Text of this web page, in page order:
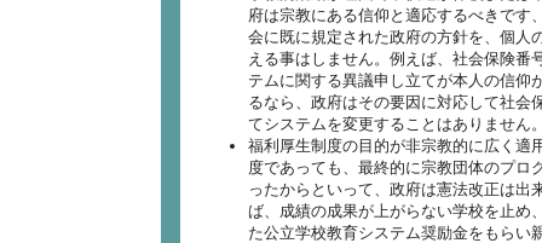
府は宗教にある信仰と適応するべきです
会に既に規定された政府の方針を、個人
える事はしません。例えば、社会保険番
テムに関する異議申し立てが本人の信仰
るなら、政府はその要因に対応して社会
てシステムを変更することはありません
福利厚生制度の目的が非宗教的に広く適
度であっても、最終的に宗教団体のプロ
ったからといって、政府は憲法改正は出
ば、成績の成果が上がらない学校を止め
た公立学校教育システム奨励金をもらい